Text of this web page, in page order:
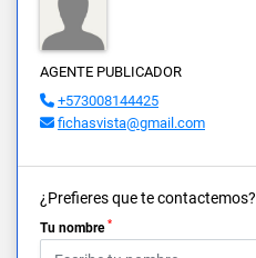
AGENTE PUBLICADOR
+573008144425
fichasvista@gmail.com
¿Prefieres que te contactemos?
Tu nombre *